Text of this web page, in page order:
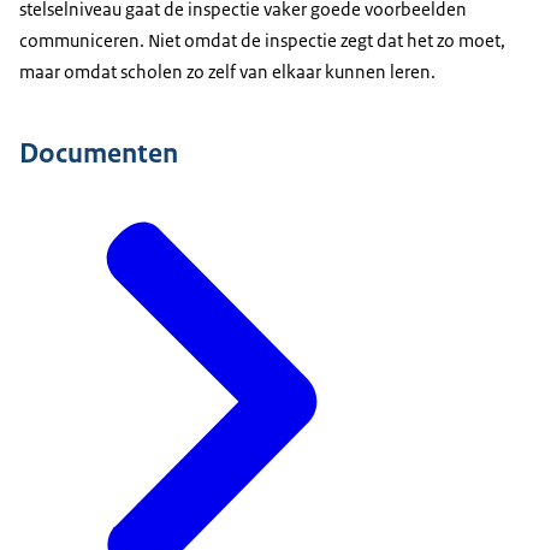
stelselniveau gaat de inspectie vaker goede voorbeelden
communiceren. Niet omdat de inspectie zegt dat het zo moet,
maar omdat scholen zo zelf van elkaar kunnen leren.
Documenten